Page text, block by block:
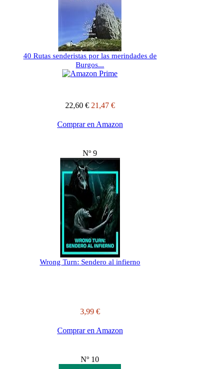
40 Rutas senderistas por las merindades de
Burgos...
22,60 € 21,47 €
Comprar en Amazon
Nº 9
Wrong Turn: Sendero al infierno
3,99 €
Comprar en Amazon
Nº 10